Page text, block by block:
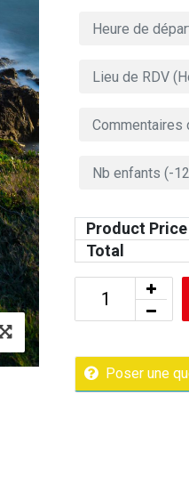
Product Price
Total
Poser une